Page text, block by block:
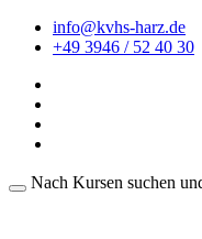
info@kvhs-harz.de
+49 3946 / 52 40 30
Nach Kursen suchen